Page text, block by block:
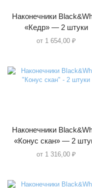
Наконечники
«Кедр» — 2 штуки
от 1 654,00 ₽
Наконечники
«Конус скан» — 2
от 1 316,00 ₽